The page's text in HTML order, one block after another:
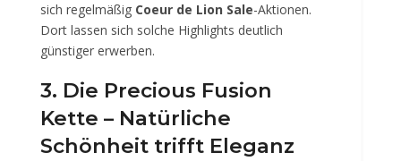
sich regelmäßig Coeur de Lion Sale-Aktionen.
Dort lassen sich solche Highlights deutlich
günstiger erwerben.
3. Die Precious Fusion
Kette – Natürliche
Schönheit trifft Eleganz